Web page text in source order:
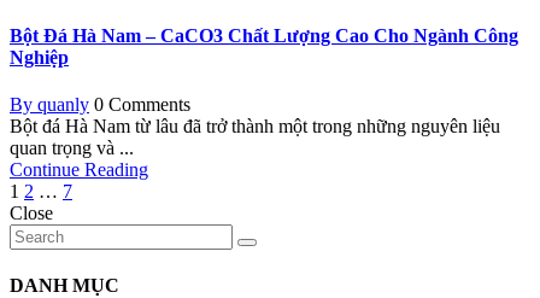
Bột Đá Hà Nam – CaCO3 Chất Lượng Cao Cho Ngành Công
Nghiệp
By quanly 0 Comments
Bột đá Hà Nam từ lâu đã trở thành một trong những nguyên liệu
quan trọng và ...
Continue Reading
Posts
navigation
1 2 … 7
Close
DANH MỤC